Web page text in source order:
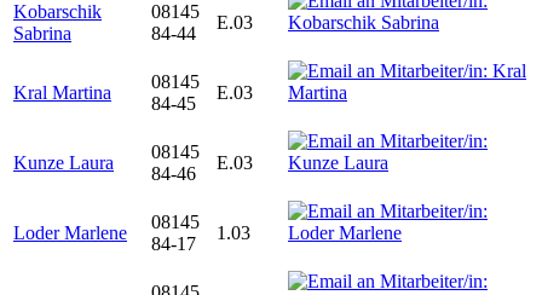
Kobarschik
Sabrina
08145
84-44
E.03
Kral Martina
08145
84-45
E.03
Kunze Laura
08145
84-46
E.03
Loder Marlene
08145
84-17
1.03